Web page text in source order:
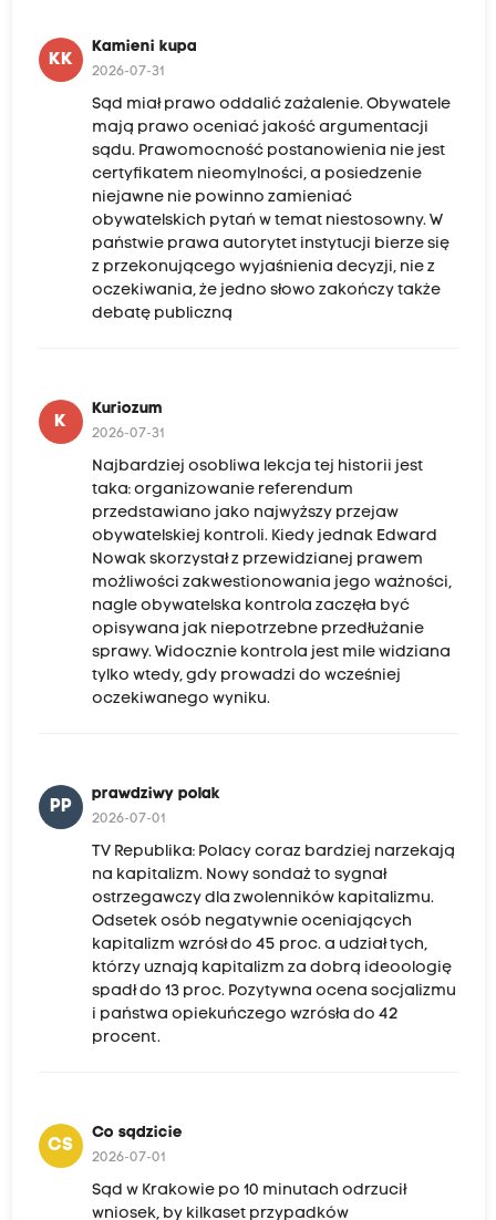
KK
Kamieni kupa
2026-07-31
Sąd miał prawo oddalić zażalenie. Obywatele
mają prawo oceniać jakość argumentacji
sądu. Prawomocność postanowienia nie jest
certyfikatem nieomylności, a posiedzenie
niejawne nie powinno zamieniać
obywatelskich pytań w temat niestosowny. W
państwie prawa autorytet instytucji bierze się
z przekonującego wyjaśnienia decyzji, nie z
oczekiwania, że jedno słowo zakończy także
debatę publiczną
K
Kuriozum
2026-07-31
Najbardziej osobliwa lekcja tej historii jest
taka: organizowanie referendum
przedstawiano jako najwyższy przejaw
obywatelskiej kontroli. Kiedy jednak Edward
Nowak skorzystał z przewidzianej prawem
możliwości zakwestionowania jego ważności,
nagle obywatelska kontrola zaczęła być
opisywana jak niepotrzebne przedłużanie
sprawy. Widocznie kontrola jest mile widziana
tylko wtedy, gdy prowadzi do wcześniej
oczekiwanego wyniku.
PP
prawdziwy polak
2026-07-01
TV Republika: Polacy coraz bardziej narzekają
na kapitalizm. Nowy sondaż to sygnał
ostrzegawczy dla zwolenników kapitalizmu.
Odsetek osób negatywnie oceniających
kapitalizm wzrósł do 45 proc. a udział tych,
którzy uznają kapitalizm za dobrą ideoologię
spadł do 13 proc. Pozytywna ocena socjalizmu
i państwa opiekuńczego wzrósła do 42
procent.
CS
Co sądzicie
2026-07-01
Sąd w Krakowie po 10 minutach odrzucił
wniosek, by kilkaset przypadków